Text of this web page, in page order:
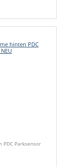
PDC Parksensor